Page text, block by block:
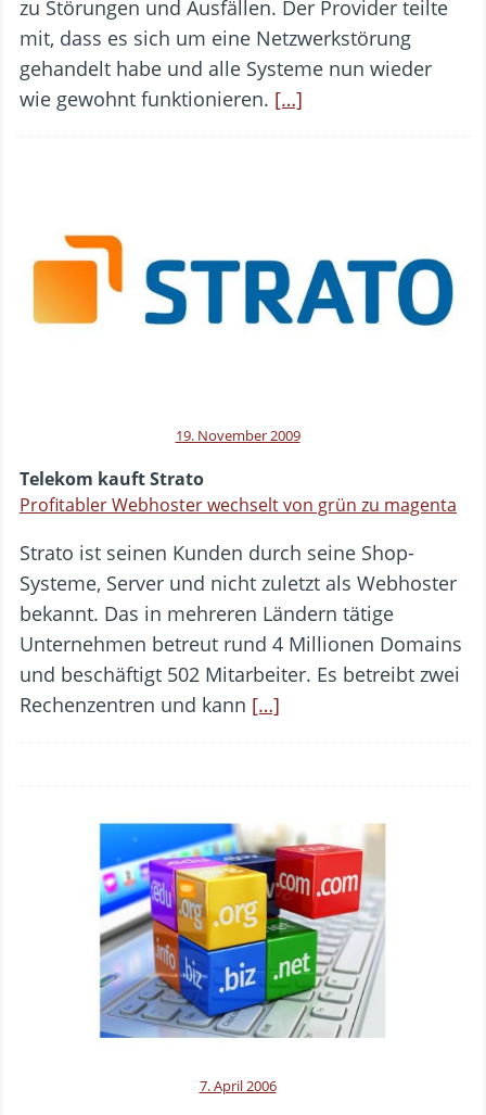
zu Störungen und Ausfällen. Der Provider teilte
mit, dass es sich um eine Netzwerkstörung
gehandelt habe und alle Systeme nun wieder
wie gewohnt funktionieren. […]
19. November 2009
Telekom kauft Strato
Profitabler Webhoster wechselt von grün zu magenta
Strato ist seinen Kunden durch seine Shop-
Systeme, Server und nicht zuletzt als Webhoster
bekannt. Das in mehreren Ländern tätige
Unternehmen betreut rund 4 Millionen Domains
und beschäftigt 502 Mitarbeiter. Es betreibt zwei
Rechenzentren und kann […]
7. April 2006